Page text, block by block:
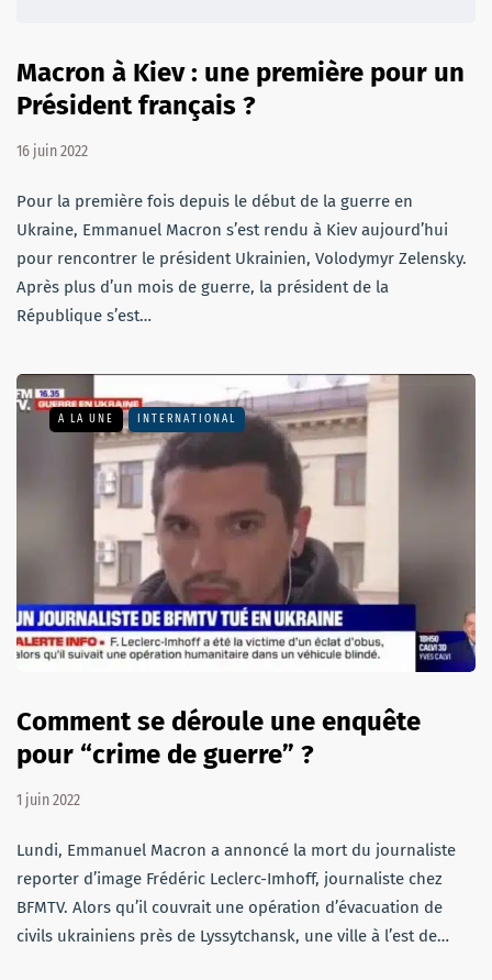
Macron à Kiev : une première pour un
Président français ?
16 juin 2022
Pour la première fois depuis le début de la guerre en
Ukraine, Emmanuel Macron s’est rendu à Kiev aujourd’hui
pour rencontrer le président Ukrainien, Volodymyr Zelensky.
Après plus d’un mois de guerre, la président de la
République s’est…
A LA UNE INTERNATIONAL
Comment se déroule une enquête
pour “crime de guerre” ?
1 juin 2022
Lundi, Emmanuel Macron a annoncé la mort du journaliste
reporter d’image Frédéric Leclerc-Imhoff, journaliste chez
BFMTV. Alors qu’il couvrait une opération d’évacuation de
civils ukrainiens près de Lyssytchansk, une ville à l’est de…